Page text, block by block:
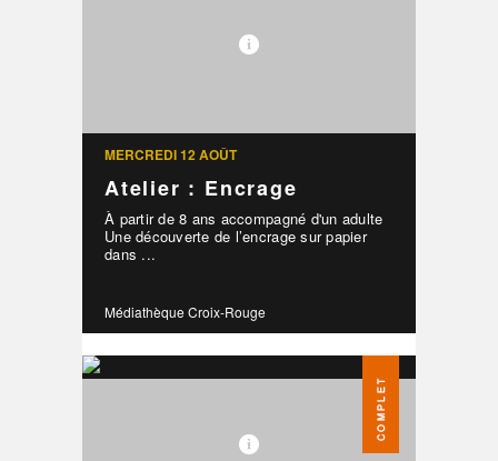
MERCREDI 12 AOÛT
Atelier : Encrage
À partir de 8 ans accompagné d'un adulte
Une découverte de l’encrage sur papier
dans ...
Médiathèque Croix-Rouge